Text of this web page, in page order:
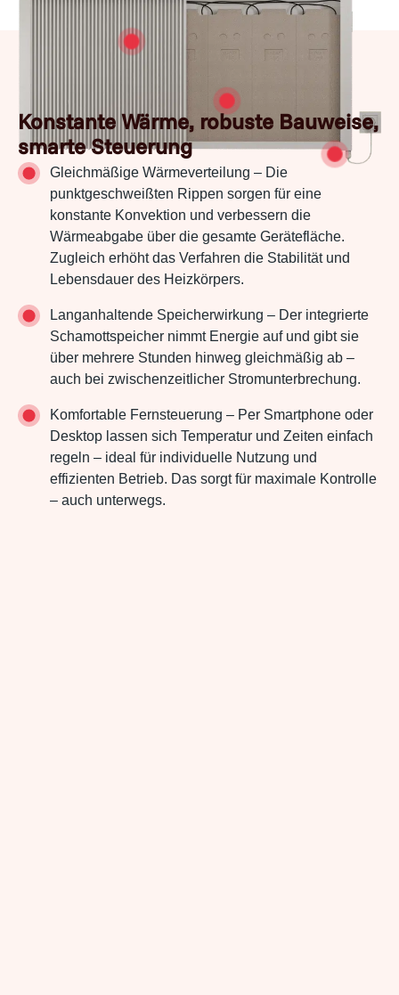
Konstante Wärme, robuste Bauweise,
smarte Steuerung
Gleichmäßige Wärmeverteilung – Die
punktgeschweißten Rippen sorgen für eine
konstante Konvektion und verbessern die
Wärmeabgabe über die gesamte Gerätefläche.
Zugleich erhöht das Verfahren die Stabilität und
Lebensdauer des Heizkörpers.
Langanhaltende Speicherwirkung – Der integrierte
Schamottspeicher nimmt Energie auf und gibt sie
über mehrere Stunden hinweg gleichmäßig ab –
auch bei zwischenzeitlicher Stromunterbrechung.
Komfortable Fernsteuerung – Per Smartphone oder
Desktop lassen sich Temperatur und Zeiten einfach
regeln – ideal für individuelle Nutzung und
effizienten Betrieb. Das sorgt für maximale Kontrolle
– auch unterwegs.